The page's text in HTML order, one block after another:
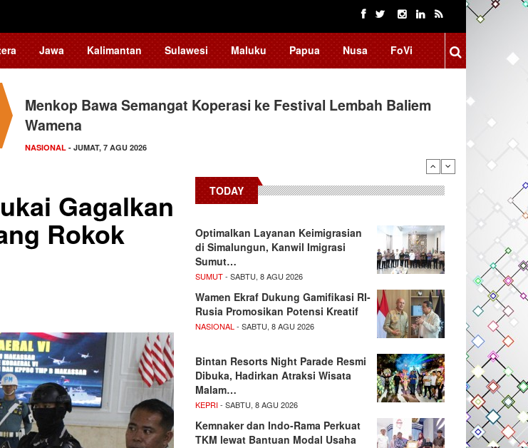
Jawa Kalimantan Sulawesi Maluku Papua Nusa FoVi
Menkop Bawa Semangat Koperasi ke Festival Lembah Baliem
Wamena
NASIONAL - JUMAT, 7 AGU 2026
Tingkatkan Daya Saing Indonesia, BRIN Fokus Kembangkan
Teknologi…
NASIONAL - JUMAT, 7 AGU 2026
Gagalkan
Rokok
TODAY
Optimalkan Layanan Keimigrasian
di Simalungun, Kanwil Imigrasi
Sumut…
SUMUT- SABTU, 8 AGU 2026
Wamen Ekraf Dukung Gamifikasi RI-
Rusia Promosikan Potensi Kreatif
NASIONAL - SABTU, 8 AGU 2026
Bintan Resorts Night Parade Resmi
Dibuka, Hadirkan Atraksi Wisata
Malam…
KEPRI- SABTU, 8 AGU 2026
Kemnaker dan Indo-Rama Perkuat
TKM lewat Bantuan Modal Usaha